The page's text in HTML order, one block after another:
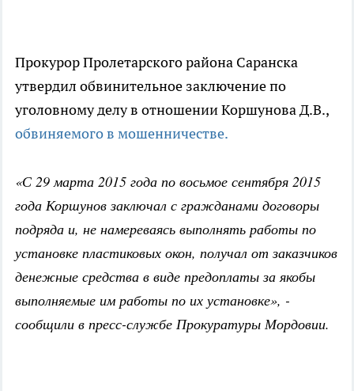
Прокурор Пролетарского района Саранска
утвердил обвинительное заключение по
уголовному делу в отношении Коршунова Д.В.,
обвиняемого в мошенничестве.
«С 29 марта 2015 года по восьмое сентября 2015
года Коршунов заключал с гражданами договоры
подряда и, не намереваясь выполнять работы по
установке пластиковых окон, получал от заказчиков
денежные средства в виде предоплаты за якобы
выполняемые им работы по их установке», -
сообщили в пресс-службе Прокуратуры Мордовии.